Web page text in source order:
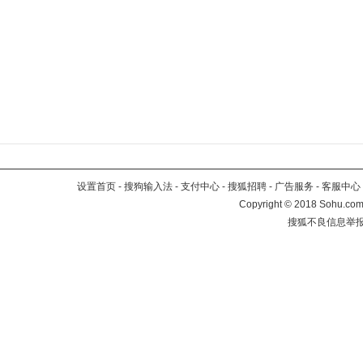
设置首页 - 搜狗输入法 - 支付中心 - 搜狐招聘 - 广告服务 - 客服中心
Copyright©2018
搜狐不良信息举